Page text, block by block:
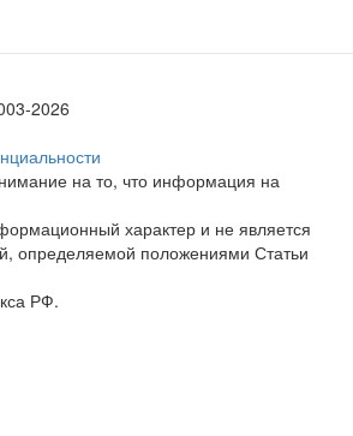
2026
на то, что информация на
характер и не является
определяемой положениями Статьи
РФ.